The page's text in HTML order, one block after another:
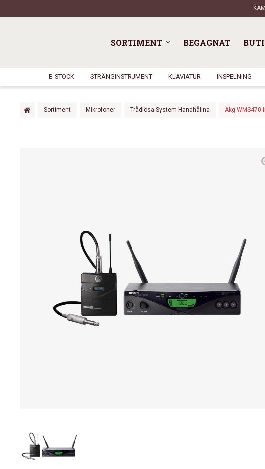
SORTIMENT BEGAGNAT
B-STOCK STRÄNGINSTRUMENT KLAVIATUR INSPELNING
Sortiment Mikrofoner Trådlösa System Handhållna Akg WMS470